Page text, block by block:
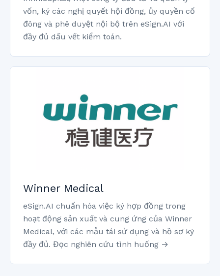
vốn, ký các nghị quyết hội đồng, ủy quyền cổ
đông và phê duyệt nội bộ trên eSign.AI với
đầy đủ dấu vết kiểm toán.
Winner Medical
eSign.AI chuẩn hóa việc ký hợp đồng trong
hoạt động sản xuất và cung ứng của Winner
Medical, với các mẫu tái sử dụng và hồ sơ ký
đầy đủ. Đọc nghiên cứu tình huống →